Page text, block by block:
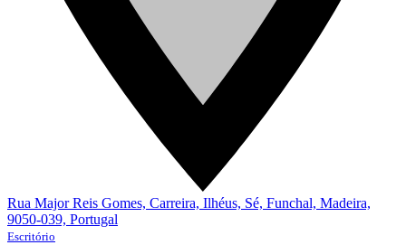
Rua Major Reis Gomes, Carreira, Ilhéus, Sé, Funchal, Madeira,
9050-039, Portugal
Escritório